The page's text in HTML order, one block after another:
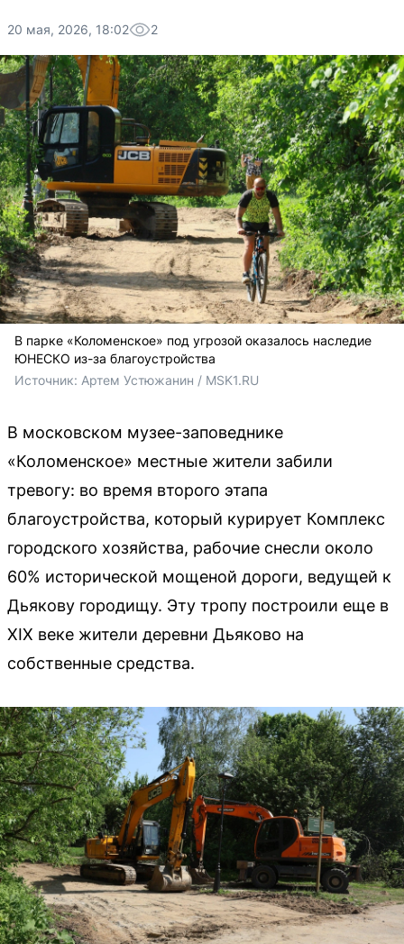
20 мая, 2026, 18:02 2
В парке «Коломенское» под угрозой оказалось наследие
ЮНЕСКО из-за благоустройства
Источник: Артем Устюжанин / MSK1.RU
В московском музее-заповеднике
«Коломенское» местные жители забили
тревогу: во время второго этапа
благоустройства, который курирует Комплекс
городского хозяйства, рабочие снесли около
60% исторической мощеной дороги, ведущей к
Дьякову городищу. Эту тропу построили еще в
XIX веке жители деревни Дьяково на
собственные средства.